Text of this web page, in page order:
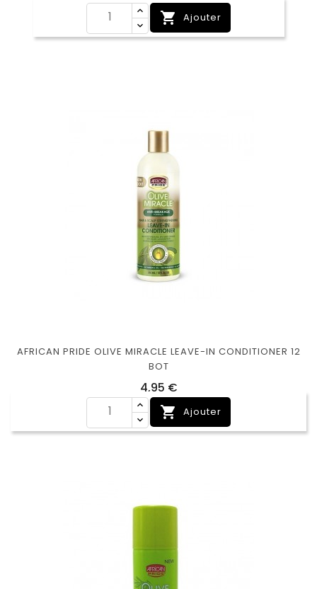
 Ajouter
AFRICAN PRIDE OLIVE MIRACLE LEAVE-IN CONDITIONER 12
BOT
4,95 €Prix
 Ajouter